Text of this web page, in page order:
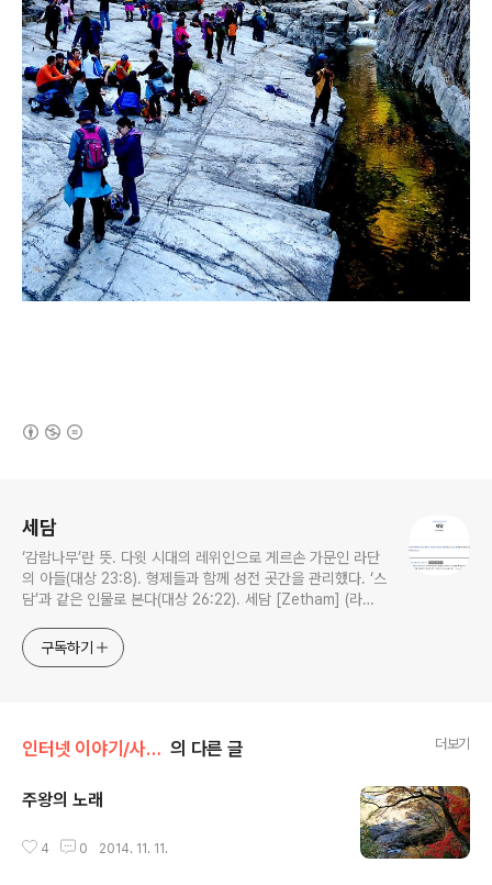
세담
‘감람나무’란 뜻. 다윗 시대의 레위인으로 게르손 가문인 라단
의 아들(대상 23:8). 형제들과 함께 성전 곳간을 관리했다. ‘스
담’과 같은 인물로 본다(대상 26:22). 세담 [Zetham] (라이
구독하기
인터넷 이야기/사진 이야기 의 다른 글 더보기
주왕의 노래
4 0 2014. 11. 11.